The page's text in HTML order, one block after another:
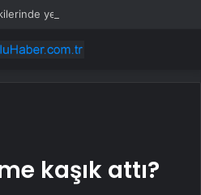
yeni dönem
kaşık attı?